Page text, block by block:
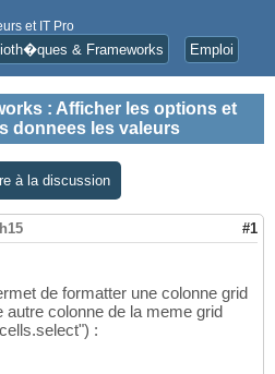
et IT Pro
& Frameworks Emploi
: Afficher les options et
donnees les valeurs
à la discussion
#1
de formatter une colonne grid
colonne de la meme grid
: